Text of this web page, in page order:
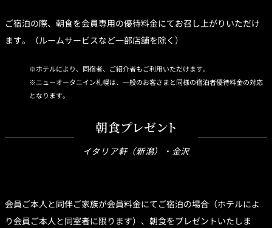
ご宿泊の際、朝食を会員専用の優待料金にてお召し上がりいただけ
ます。（ルームサービスなど一部店舗を除く）
ホテルにより、同宿者、ご紹介者もご利用いただけます。
ニューオータニイン札幌は、一般のお客さまと同様の宿泊者優待料金の対応
となります。
朝食プレゼント
イタリア軒（新潟）・金沢
会員ご本人と同伴ご家族が会員料金にてご宿泊の場合（ホテルによ
り会員ご本人と同室者に限ります）、朝食をプレゼントいたしま